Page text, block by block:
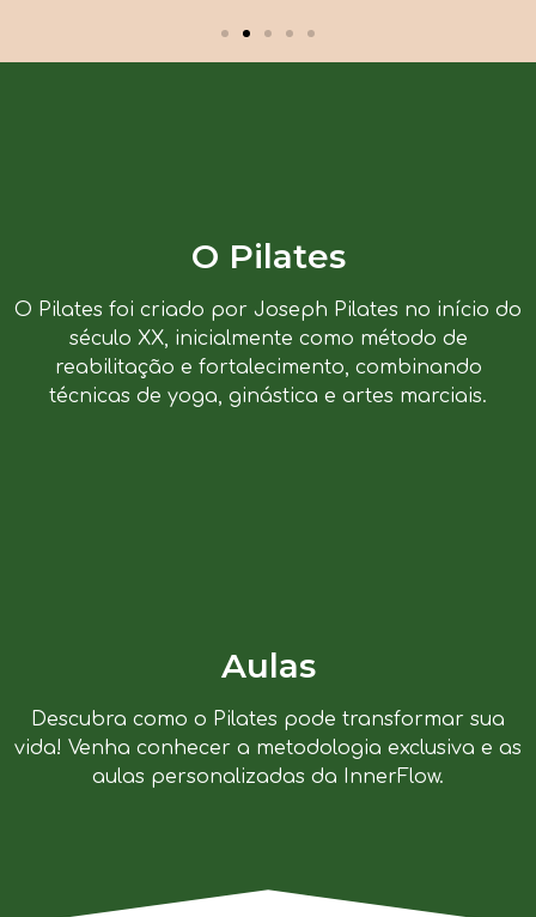
O Pilates
O Pilates foi criado por Joseph Pilates no início do
século XX, inicialmente como método de
reabilitação e fortalecimento, combinando
técnicas de yoga, ginástica e artes marciais.
Aulas
Descubra como o Pilates pode transformar sua
vida! Venha conhecer a metodologia exclusiva e as
aulas personalizadas da InnerFlow.